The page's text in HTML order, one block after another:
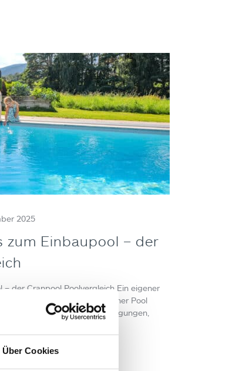
Über Cookies
2025
zum Einbaupool – der
der Cranpool Poolvergleich Ein eigener
Urlaub zu Hause. Doch welcher Pool
Ihre Wünsche, Standortbedingungen,